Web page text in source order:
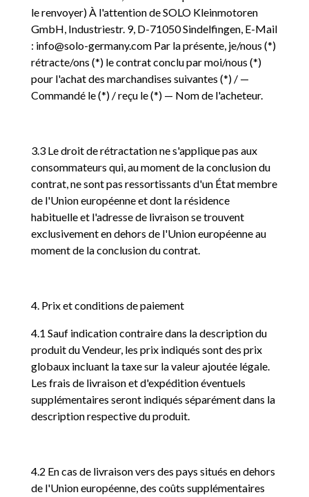
le renvoyer) À l'attention de SOLO Kleinmotoren
GmbH, Industriestr. 9, D-71050 Sindelfingen, E-Mail
: info@solo-germany.com Par la présente, je/nous (*)
rétracte/ons (*) le contrat conclu par moi/nous (*)
pour l'achat des marchandises suivantes (*) / —
Commandé le (*) / reçu le (*) — Nom de l'acheteur.
3.3 Le droit de rétractation ne s'applique pas aux
consommateurs qui, au moment de la conclusion du
contrat, ne sont pas ressortissants d'un État membre
de l'Union européenne et dont la résidence
habituelle et l'adresse de livraison se trouvent
exclusivement en dehors de l'Union européenne au
moment de la conclusion du contrat.
4. Prix et conditions de paiement
4.1 Sauf indication contraire dans la description du
produit du Vendeur, les prix indiqués sont des prix
globaux incluant la taxe sur la valeur ajoutée légale.
Les frais de livraison et d'expédition éventuels
supplémentaires seront indiqués séparément dans la
description respective du produit.
4.2 En cas de livraison vers des pays situés en dehors
de l'Union européenne, des coûts supplémentaires